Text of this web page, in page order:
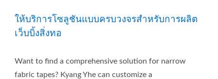
ให้บริการโซลูชันแบบครบวงจรสำหรับการผลิต
เว็บบิ้งสิ่งทอ
Want to find a comprehensive solution for narrow
fabric tapes? Kyang Yhe can customize a